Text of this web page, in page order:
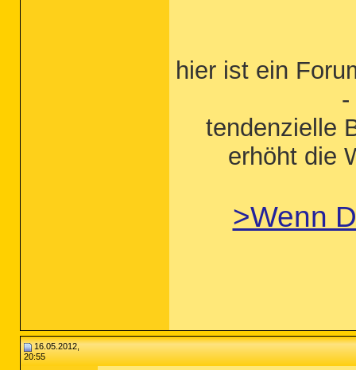
hier ist ein
-
tendenzielle
erhöht die
>Wenn
16.05.2012,
20:55